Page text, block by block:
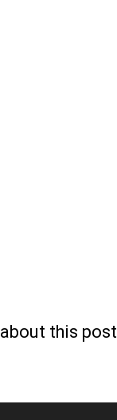
this post